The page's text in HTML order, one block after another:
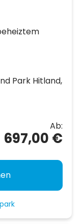
Park Hitland,
Ab:
697,00 €